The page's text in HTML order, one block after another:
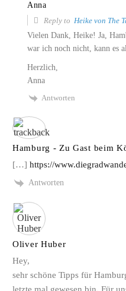
Anna
Reply to Heike von The
Vielen Dank, Heike! Ja,
war ich noch nicht, kann es
Herzlich,
Anna
Antworten
Hamburg - Zu Gast beim
[…] https://
Antworten
Oliver Huber
Hey,
sehr schöne Tipps für
letzte mal gewesen bin. Für